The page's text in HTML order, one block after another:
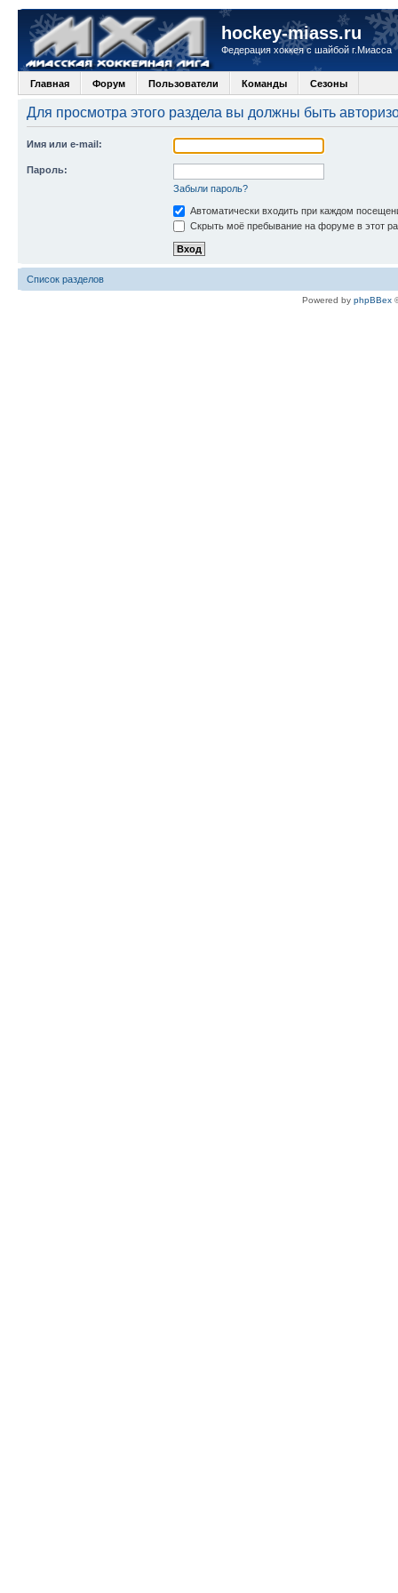
hockey-miass.ru
Федерация хоккея с шайбой г.Миасса
Главная Форум Пользователи Команды Сезоны
Для просмотра этого раздела вы должны быть
Имя или e-mail:
Пароль:
Забыли пароль?
Автоматически входить при каждом
Скрыть моё пребывание на форуме в этот
Список разделов
Powered by phpBBex